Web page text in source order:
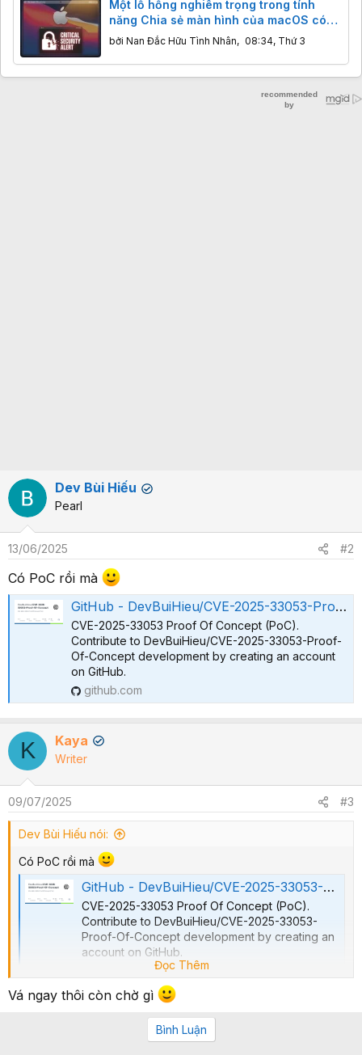
Một lỗ hổng nghiêm trọng trong tính
năng Chia sẻ màn hình của macOS có
thể cho phép tin tặc chiếm quyền điều
bởi Nan Đắc Hữu Tình Nhân, 08:34, Thứ 3
Dev Bùi Hiếu ✔
Pearl
13/06/2025 #2
Có PoC rồi mà
GitHub - DevBuiHieu/CVE-2025-33053-Proof-Of-Concept: CVE-2025-33053 Proof Of Concept (PoC)
CVE-2025-33053 Proof Of Concept (PoC).
Contribute to DevBuiHieu/CVE-2025-33053-Proof-
Of-Concept development by creating an account
on GitHub.
github.com
K Kaya ✔
Writer
09/07/2025 #3
Dev Bùi Hiếu nói:
Có PoC rồi mà
GitHub - DevBuiHieu/CVE-2025-33053-Proof-Of-Concept: CVE-2025-33053 Proof Of Concept (PoC)
CVE-2025-33053 Proof Of Concept (PoC).
Contribute to DevBuiHieu/CVE-2025-33053-
Proof-Of-Concept development by creating an
account on GitHub.
Đọc Thêm
Vá ngay thôi còn chờ gì
Bình Luận